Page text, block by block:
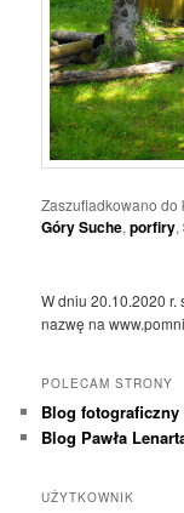
Zaszufladkowano do
Góry Suche,porfiry,
W dniu 20.10.2020 r.
nazwę na
POLECAM STRONY
Blog fotograficzny
Blog Pawła
UŻYTKOWNIK